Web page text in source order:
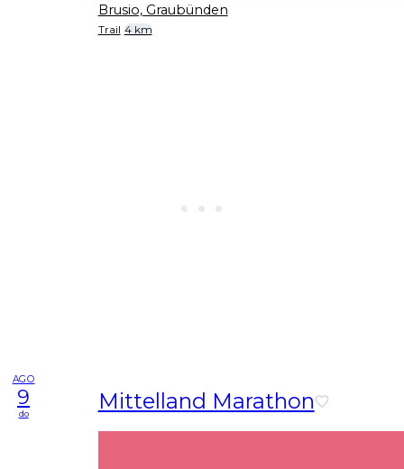
Brusio, Graubünden
Trail 4 km
AGO
9
do Mittelland Marathon